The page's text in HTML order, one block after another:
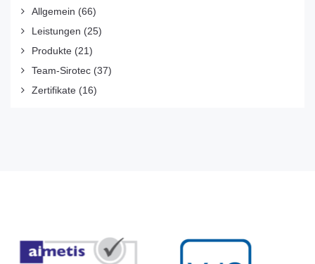
Allgemein (66)
Leistungen (25)
Produkte (21)
Team-Sirotec (37)
Zertifikate (16)